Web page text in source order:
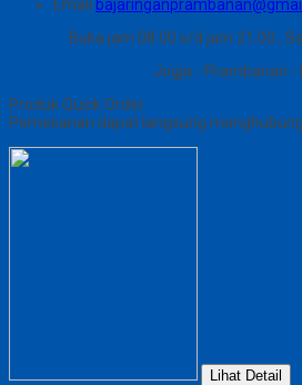
Email
Buka jam 08.00 s/d jam 21.00 ,
Jogja - Prambanan -
Produk Quick Order
Pemesanan dapat langsung
Lihat Detail